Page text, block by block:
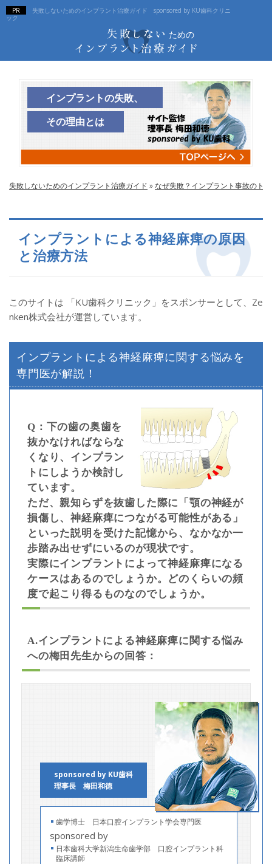
失敗しないためのインプラント治療ガイド sponsored by KU歯科クリニ
ック
インプラントの失敗、
その理由とは
失敗しないためのインプラント治療ガイド »なぜ失敗？インプラント事故のト
インプラントによる神経麻痺の原因
と治療方法
このサイトは 「KU歯科クリニック」をスポンサーとして、Ze
nken株式会社が運営しています。
インプラントによる神経麻痺に関する悩みを
専門医が解説！
Q：下の歯の奥歯を
抜かなければならな
くなり、インプラン
トにしようか検討し
ています。
ただ、親知らずを抜歯した際に「顎の神経が
損傷し、神経麻痺につながる可能性がある」
といった説明を受けた記憶から、なかなか一
歩踏み出せずにいるのが現状です。
実際にインプラントによって神経麻痺になる
ケースはあるのでしょうか。どのくらいの頻
度で起こり得るものなのでしょうか。
A.インプラントによる神経麻痺に関する悩み
への梅田先生からの回答：
sponsored by KU歯科
理事長 梅田和徳
歯学博士 日本口腔インプラント学会専門医
sponsored by
日本歯科大学新潟生命歯学部 口腔インプラント科
臨床講師